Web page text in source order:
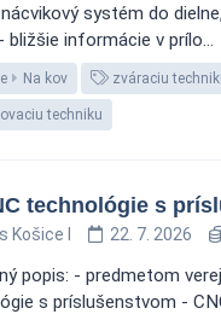
systém do
bližšie informácie v prílo...
Na kov zváraciu
techniku
technológie s
Košice I 22. 7. 2026
popis: - predmetom
s príslušenstvom -